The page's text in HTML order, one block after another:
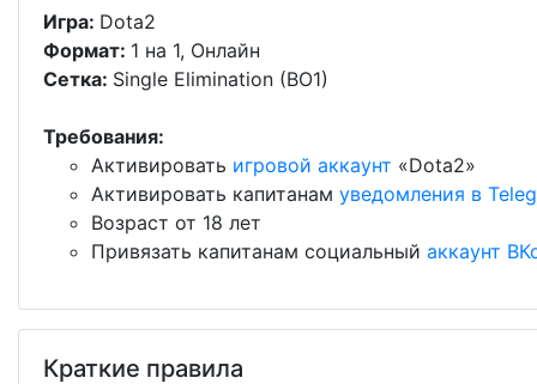
Игра: Dota2
Формат: 1 на 1, Онлайн
Сетка: Single Elimination (BO1)
Требования:
Активировать игровой аккаунт «Dota2»
Активировать капитанам уведомления в
Возраст от 18 лет
Привязать капитанам социальный аккаунт
Краткие правила